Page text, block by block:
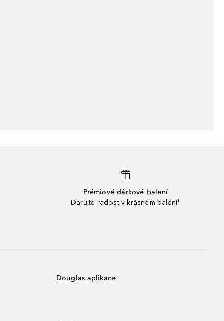
Prémiové dárkové balení
Darujte radost v krásném balení¹
Douglas aplikace